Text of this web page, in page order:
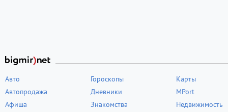
Авто
Автопродажа
Афиша
Гороскопы
Дневники
Знакомства
Карты
MPort
Недвижимость